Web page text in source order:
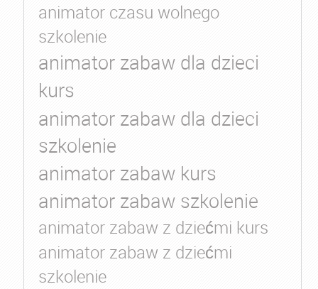
animator czasu wolnego
szkolenie
animator zabaw dla dzieci
kurs
animator zabaw dla dzieci
szkolenie
animator zabaw kurs
animator zabaw szkolenie
animator zabaw z dziećmi kurs
animator zabaw z dziećmi
szkolenie